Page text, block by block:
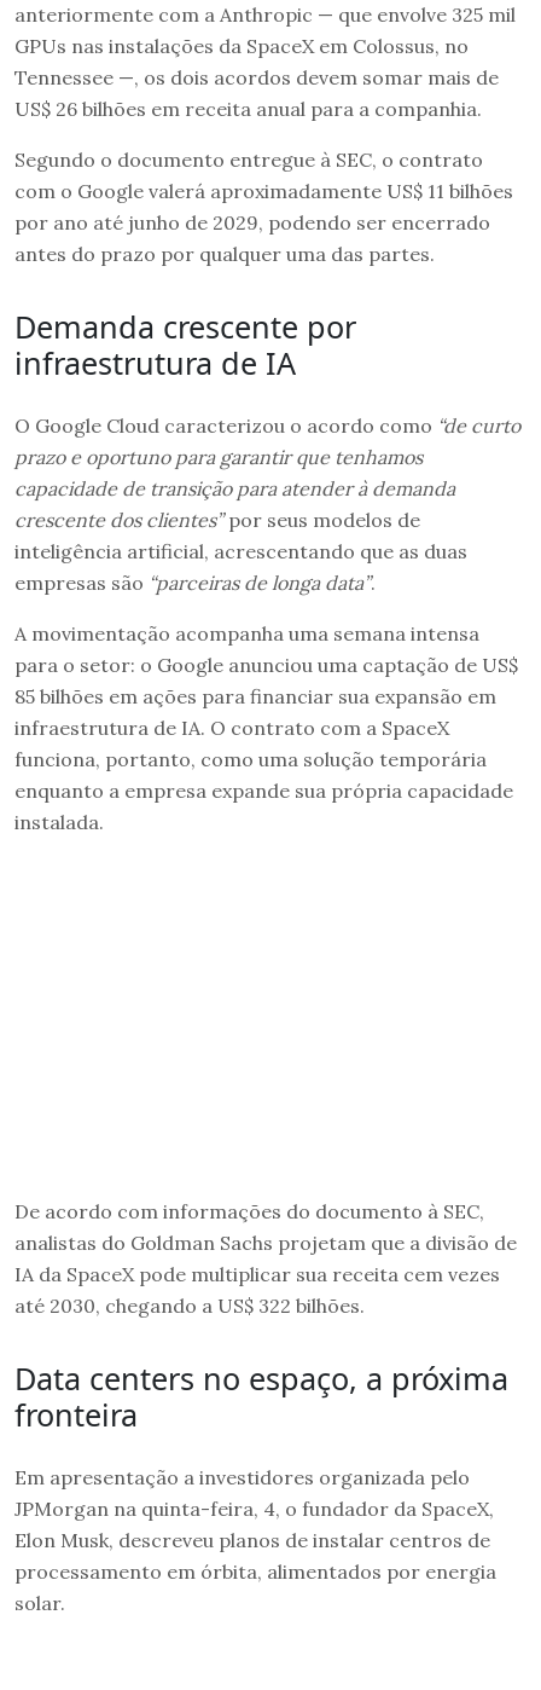
anteriormente com a Anthropic — que envolve 325 mil
GPUs nas instalações da SpaceX em Colossus, no
Tennessee —, os dois acordos devem somar mais de
US$ 26 bilhões em receita anual para a companhia.
Segundo o documento entregue à SEC, o contrato
com o Google valerá aproximadamente US$ 11 bilhões
por ano até junho de 2029, podendo ser encerrado
antes do prazo por qualquer uma das partes.
Demanda crescente por
infraestrutura de IA
O Google Cloud caracterizou o acordo como “de curto
prazo e oportuno para garantir que tenhamos
capacidade de transição para atender à demanda
crescente dos clientes”por seus modelos de
inteligência artificial, acrescentando que as duas
empresas são “parceiras de longa data”.
A movimentação acompanha uma semana intensa
para o setor: o Google anunciou uma captação de US$
85 bilhões em ações para financiar sua expansão em
infraestrutura de IA. O contrato com a SpaceX
funciona, portanto, como uma solução temporária
enquanto a empresa expande sua própria capacidade
instalada.
De acordo com informações do documento à SEC,
analistas do Goldman Sachs projetam que a divisão de
IA da SpaceX pode multiplicar sua receita cem vezes
até 2030, chegando a US$ 322 bilhões.
Data centers no espaço, a próxima
fronteira
Em apresentação a investidores organizada pelo
JPMorgan na quinta-feira, 4, o fundador da SpaceX,
Elon Musk, descreveu planos de instalar centros de
processamento em órbita, alimentados por energia
solar.